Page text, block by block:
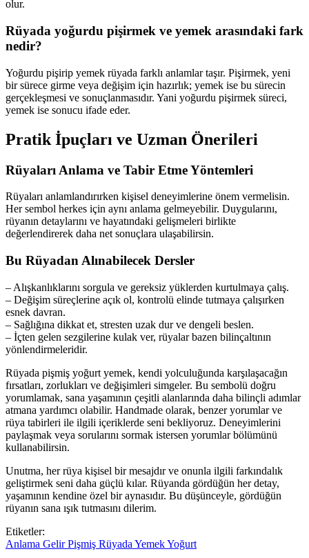
olur.
Rüyada yoğurdu pişirmek ve yemek arasındaki fark
nedir?
Yoğurdu pişirip yemek rüyada farklı anlamlar taşır. Pişirmek, yeni
bir sürece girme veya değişim için hazırlık; yemek ise bu sürecin
gerçekleşmesi ve sonuçlanmasıdır. Yani yoğurdu pişirmek süreci,
yemek ise sonucu ifade eder.
Pratik İpuçları ve Uzman Önerileri
Rüyaları Anlama ve Tabir Etme Yöntemleri
Rüyaları anlamlandırırken kişisel deneyimlerine önem vermelisin.
Her sembol herkes için aynı anlama gelmeyebilir. Duygularını,
rüyanın detaylarını ve hayatındaki gelişmeleri birlikte
değerlendirerek daha net sonuçlara ulaşabilirsin.
Bu Rüyadan Alınabilecek Dersler
– Alışkanlıklarını sorgula ve gereksiz yüklerden kurtulmaya çalış.
– Değişim süreçlerine açık ol, kontrolü elinde tutmaya çalışırken
esnek davran.
– Sağlığına dikkat et, stresten uzak dur ve dengeli beslen.
– İçten gelen sezgilerine kulak ver, rüyalar bazen bilinçaltının
yönlendirmeleridir.
Rüyada pişmiş yoğurt yemek, kendi yolculuğunda karşılaşacağın
fırsatları, zorlukları ve değişimleri simgeler. Bu sembolü doğru
yorumlamak, sana yaşamının çeşitli alanlarında daha bilinçli adımlar
atmana yardımcı olabilir. Handmade olarak, benzer yorumlar ve
rüya tabirleri ile ilgili içeriklerde seni bekliyoruz. Deneyimlerini
paylaşmak veya sorularını sormak istersen yorumlar bölümünü
kullanabilirsin.
Unutma, her rüya kişisel bir mesajdır ve onunla ilgili farkındalık
geliştirmek seni daha güçlü kılar. Rüyanda gördüğün her detay,
yaşamının kendine özel bir aynasıdır. Bu düşünceyle, gördüğün
rüyanın sana ışık tutmasını dilerim.
Etiketler:
Anlama GelirPişmiş Rüyada YemekYoğurt